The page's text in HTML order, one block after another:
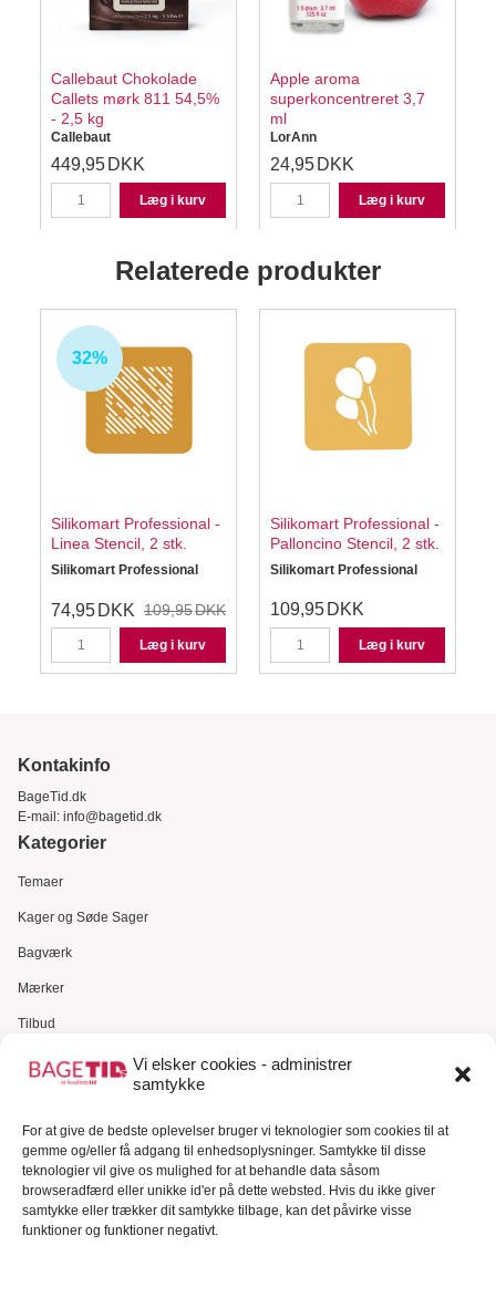
Vi elsker cookies - administrer
samtykke
For at give de bedste oplevelser bruger vi teknologier som cookies til at
gemme og/eller få adgang til enhedsoplysninger. Samtykke til disse
teknologier vil give os mulighed for at behandle data såsom
browseradfærd eller unikke id'er på dette websted. Hvis du ikke giver
samtykke eller trækker dit samtykke tilbage, kan det påvirke visse
funktioner og funktioner negativt.
Callebaut Chokolade
Callets mørk 811 54,5%
- 2,5 kg
Callebaut
449,95 DKK
Læg i kurv
Apple aroma
superkoncentreret 3,7
ml
LorAnn
24,95 DKK
Læg i kurv
Relaterede produkter
32%
Silikomart Professional -
Linea Stencil, 2 stk.
Silikomart Professional
109,95DKK
74,95 DKK
Læg i kurv
Silikomart Professional -
Palloncino Stencil, 2 stk.
Silikomart Professional
109,95 DKK
Læg i kurv
Kontakinfo
BageTid.dk
E-mail: info@bagetid.dk
Kategorier
Temaer
Kager og Søde Sager
Bagværk
Mærker
Tilbud
Gavekort
Kundeservice
Kundeservice
FAQ – Ofte stillede spørgsmål
Om Bagetid.dk
Se Fødevarestyrelsens smiley-rapporter